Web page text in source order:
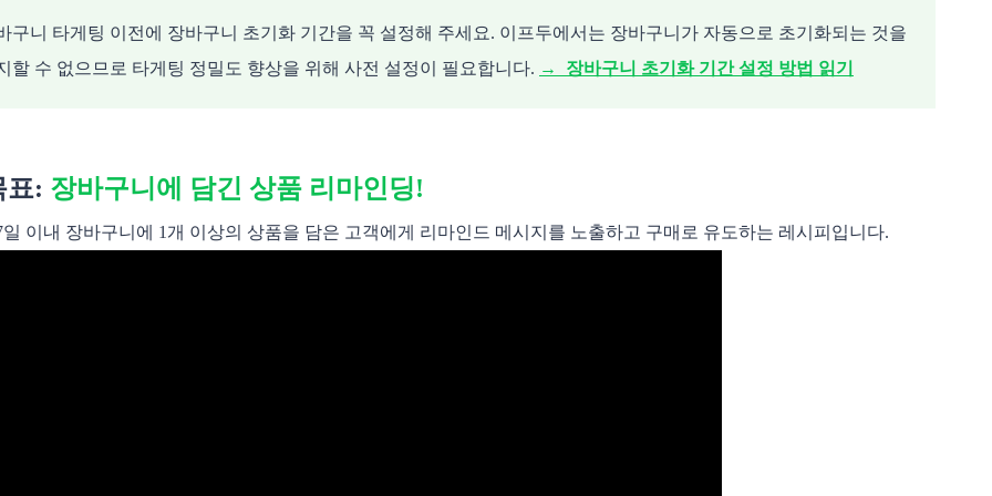
구니 타게팅 이전에 장바구니 초기화 기간을 꼭 설정해 주세요. 이프두에서는 장바구니가 자동으로 초기화되는 것을
할 수 없으므로 타게팅 정밀도 향상을 위해 사전 설정이 필요합니다. → 장바구니 초기화 기간 설정 방법 읽기
표: 장바구니에 담긴 상품 리마인딩!
일 이내 장바구니에 1개 이상의 상품을 담은 고객에게 리마인드 메시지를 노출하고 구매로 유도하는 레시피입니다.